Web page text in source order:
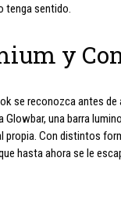
tenga sentido.
y
se reconozca antes
una barra
propia. Con distintos
hasta ahora se le